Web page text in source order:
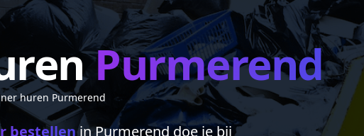
Purmerend
huren Purmerend
bestellenin Purmerend doe je bij